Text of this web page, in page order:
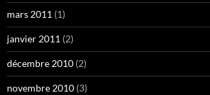
mars 2011 (1)
janvier 2011 (2)
décembre 2010 (2)
novembre 2010 (3)